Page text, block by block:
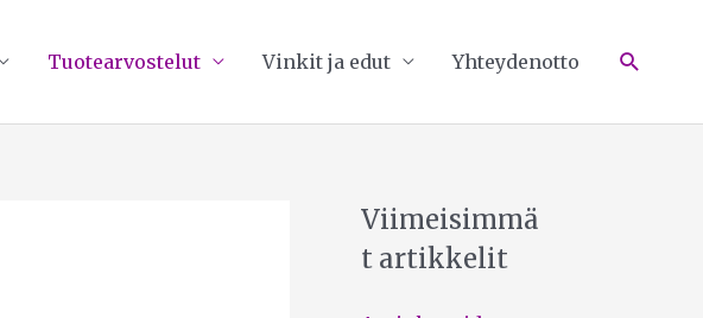
Tuotearvostelut Vinkit ja edut Yhteydenotto Hae
Viimeisimmä
t artikkelit